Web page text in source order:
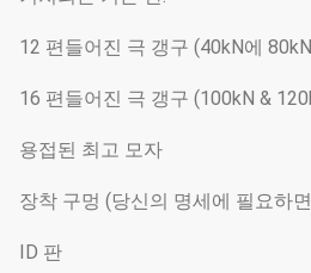
12 편들어진 극 갱구 (40kN에
16 편들어진 극 갱구 (100kN &
용접된 최고 모자
장착 구멍 (당신의 명세에 필요하
ID 판